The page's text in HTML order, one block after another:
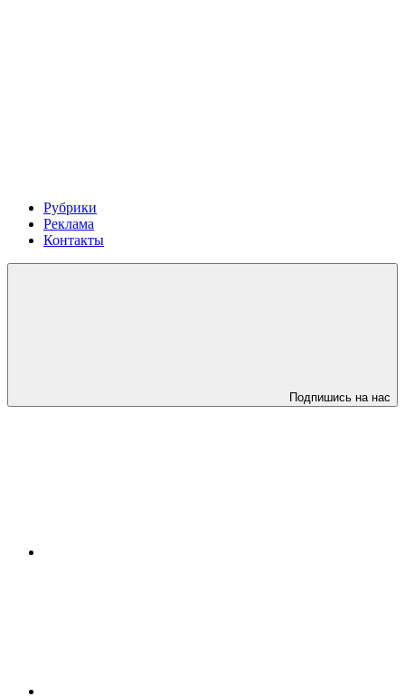
Рубрики
Реклама
Контакты
Подпишись на нас